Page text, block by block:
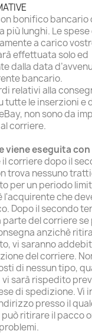
bonifico bancario
più lunghi. Le
a carico
effettuata solo ed
dalla data
bancario.
relativi alla
tutte le inserzioni e
non sono da
corriere.
viene eseguita
il corriere dopo il
trova nessuno
per un periodo
l'acquirente che
Dopo il secondo
parte del corriere
anzichè
vi saranno
del corriere.
di nessun tipo,
sarà rispedito
di spedizione. Vi
presso il
ritirare il pacco